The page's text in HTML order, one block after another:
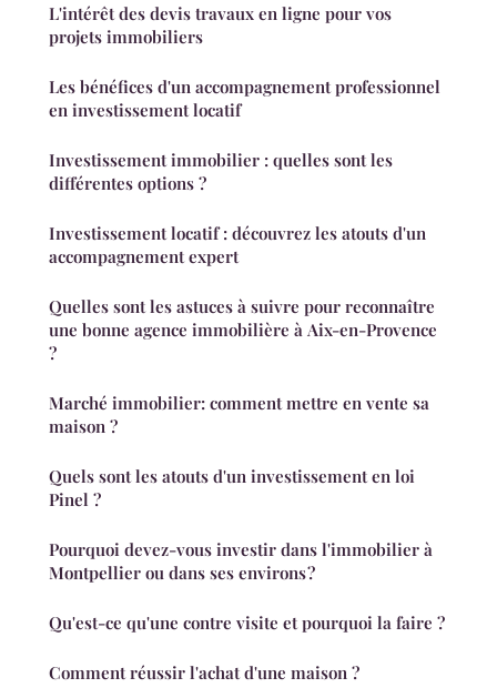
L'intérêt des devis travaux en ligne pour vos
projets immobiliers
Les bénéfices d'un accompagnement professionnel
en investissement locatif
Investissement immobilier : quelles sont les
différentes options ?
Investissement locatif : découvrez les atouts d'un
accompagnement expert
Quelles sont les astuces à suivre pour reconnaître
une bonne agence immobilière à Aix-en-Provence
?
Marché immobilier: comment mettre en vente sa
maison ?
Quels sont les atouts d'un investissement en loi
Pinel ?
Pourquoi devez-vous investir dans l'immobilier à
Montpellier ou dans ses environs ?
Qu'est-ce qu'une contre visite et pourquoi la faire ?
Comment réussir l'achat d'une maison ?